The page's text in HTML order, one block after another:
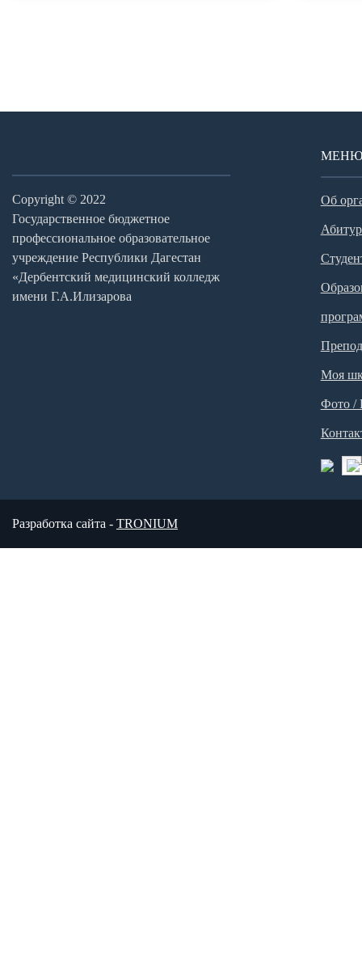
Copyright © 2022
Государственное бюджетное
профессиональное образовательное
учреждение Республики Дагестан
«Дербентский медицинский колледж
имени Г.А.Илизарова
МЕНЮ
Об
Моя
Фото /
Разработка сайта - TRONIUM